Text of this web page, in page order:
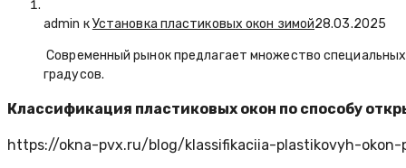
admin кУстановка пластиковых окон зимой28.03.2025
Современный рынок предлагает множество
градусов.
Классификация пластиковых окон по способу
https://okna-pvx.ru/blog/klassifikaciia-plastikovyh-